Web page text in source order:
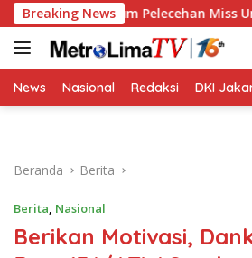
Langsung
ke
konten
Breaking News
Hukum Pelecehan Miss Universe
News Nasional Redaksi DKI
Beranda Berita
Berita, Nasional
Berikan Motivasi,